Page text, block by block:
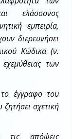
ελάσσονος
εμπειρία,
διερευνήσει
Κώδικα (ν.
των
έγγραφο του
σχετική
τις απόψεις